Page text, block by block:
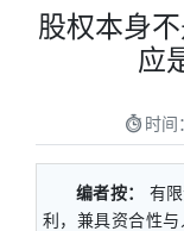
股权本身
应
时间：
编者按：
有
利，兼具资合性